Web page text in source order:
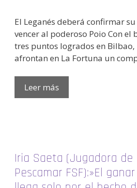
El Leganés deberá confirmar
vencer al poderoso Poio Con el
tres puntos logrados en
afrontan en La Fortuna un
Leer más
Iria Saeta (Jugadora de
Pescamar FSF):»El